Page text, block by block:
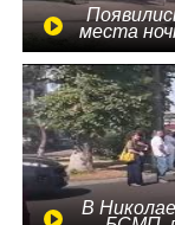
места
В